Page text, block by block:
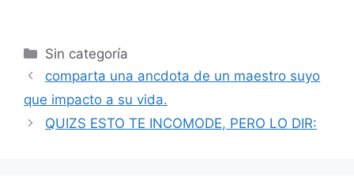
Sin categoría
comparta una ancdota de un maestro suyo
que impacto a su vida.
QUIZS ESTO TE INCOMODE, PERO LO DIR: